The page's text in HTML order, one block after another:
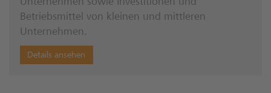
Unternehmen sowie Investitionen und
Betriebsmittel von kleinen und mittleren
Unternehmen.
Details ansehen